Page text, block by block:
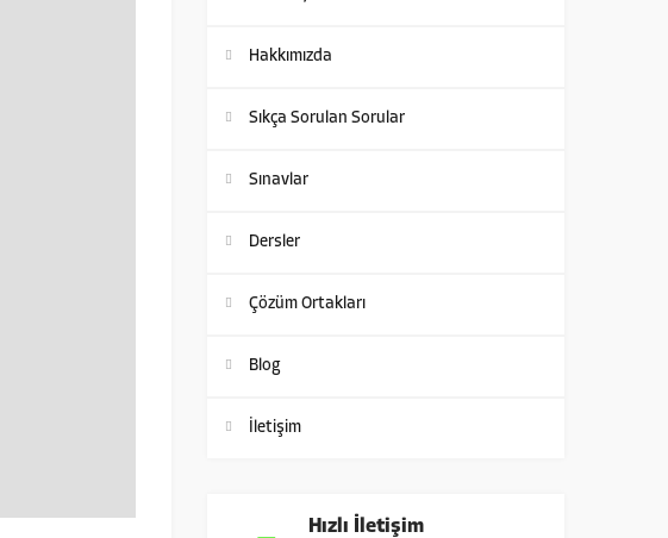
Hakkımızda
Sıkça Sorulan Sorular
Sınavlar
Dersler
Çözüm Ortakları
Blog
İletişim
Hızlı İletişim